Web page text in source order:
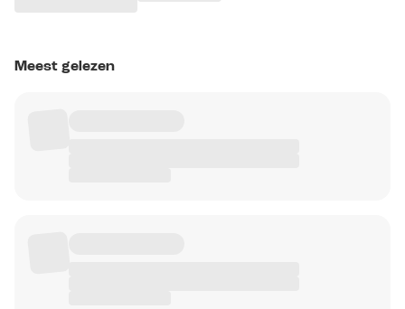
Meest gelezen